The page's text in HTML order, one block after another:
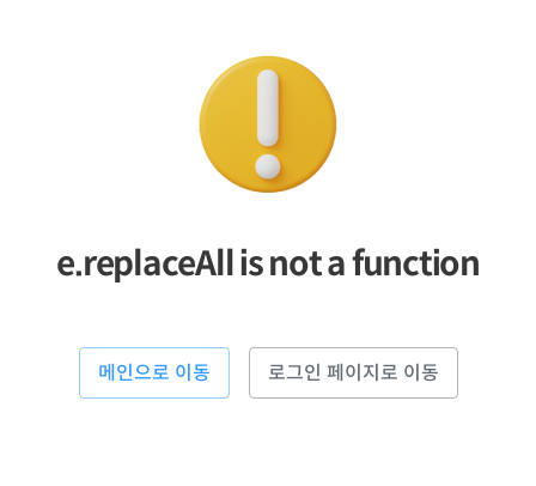
e.replaceAll is not a function
메인으로 이동 로그인 페이지로 이동